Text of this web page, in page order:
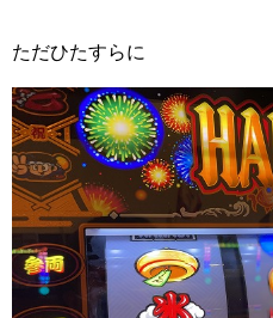
ただひたすらに